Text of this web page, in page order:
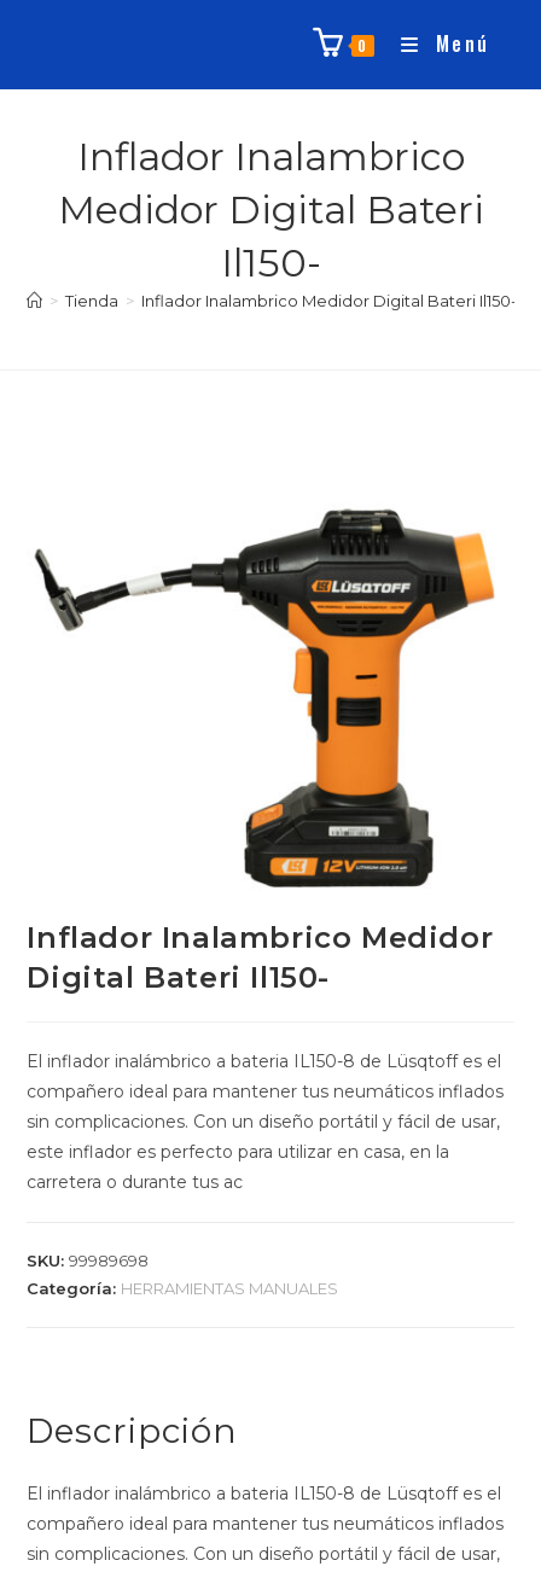
0 Menú
Inflador Inalambrico
Medidor Digital Bateri
Il150-
> Tienda > Inflador Inalambrico Medidor Digital Bateri Il150-
Inflador Inalambrico Medidor
Digital Bateri Il150-
El inflador inalámbrico a bateria IL150-8 de Lüsqtoff es el
compañero ideal para mantener tus neumáticos inflados
sin complicaciones. Con un diseño portátil y fácil de usar,
este inflador es perfecto para utilizar en casa, en la
carretera o durante tus ac
SKU:99989698
Categoría: HERRAMIENTAS MANUALES
Descripción
El inflador inalámbrico a bateria IL150-8 de Lüsqtoff es el
compañero ideal para mantener tus neumáticos inflados
sin complicaciones. Con un diseño portátil y fácil de usar,